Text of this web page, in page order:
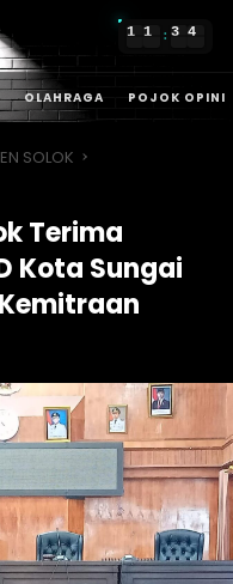
1 1 : 3 4
OLAHRAGA POJOK OPINI
SOLOK
Terima
Kota Sungai